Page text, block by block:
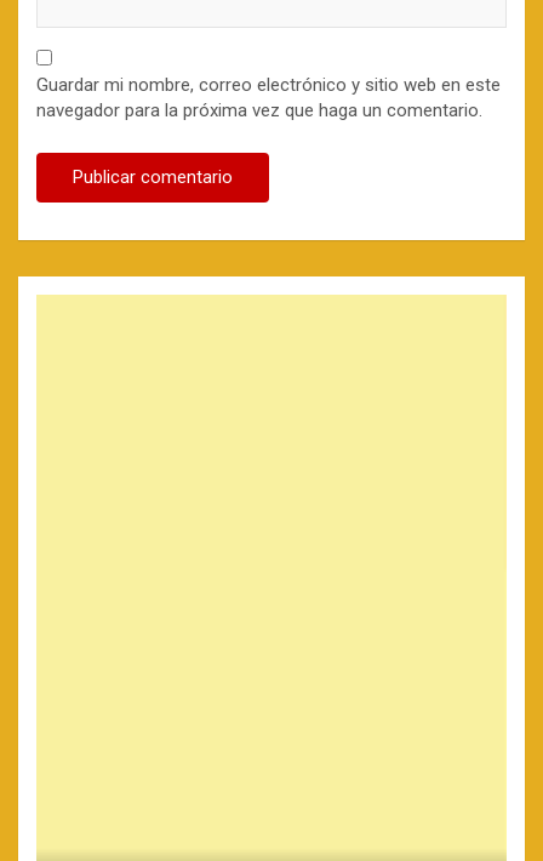
Guardar mi nombre, correo electrónico y sitio web en este
navegador para la próxima vez que haga un comentario.